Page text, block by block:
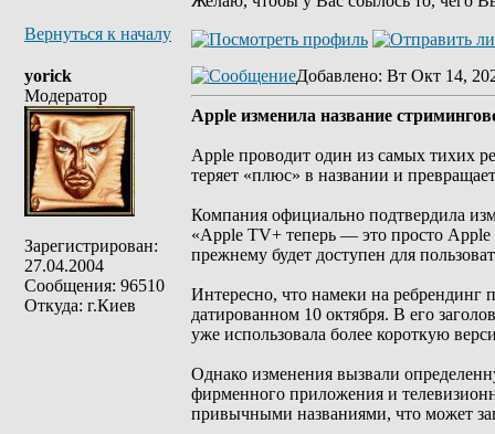
Вернуться к началу
yorick
Модератор
Зарегистрирован:
27.04.2004
Сообщения: 96510
Откуда: г.Киев
Добавлено: Вт Окт 14,
Apple изменила название
Apple проводит один из самых тихих
теряет «плюс» в названии и
Компания официально подтвердила
«Apple TV+ теперь — это просто
прежнему будет доступен для
Интересно, что намеки на
датированном 10 октября. В его
уже использовала более короткую
Однако изменения вызвали
фирменного приложения и
привычными названиями, что может